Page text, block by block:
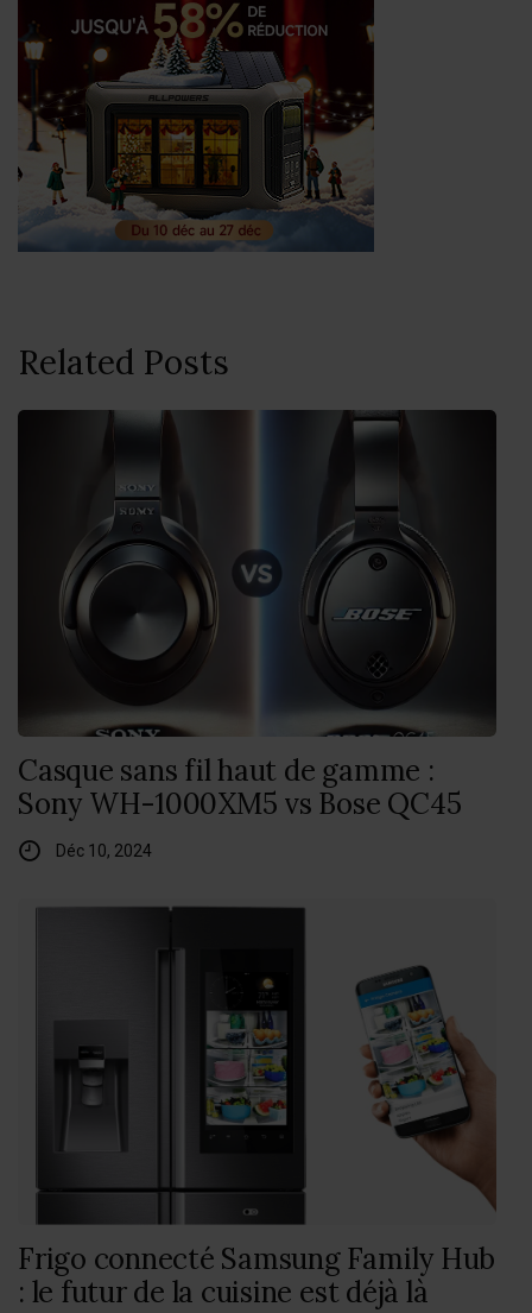
Related Posts
Casque sans fil haut de gamme :
Sony WH-1000XM5 vs Bose QC45
Déc 10, 2024
Frigo connecté Samsung Family Hub
: le futur de la cuisine est déjà là